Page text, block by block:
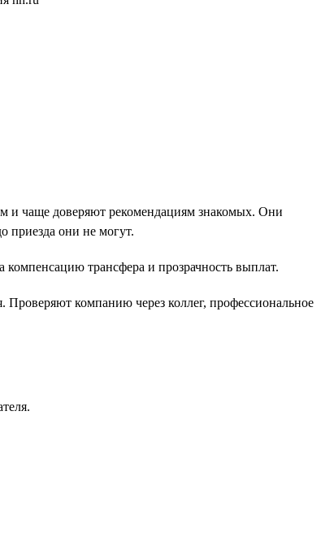
и чаще доверяют рекомендациям знакомых. Они
приезда они не могут.
трансфера и прозрачность выплат.
компанию через коллег, профессиональное